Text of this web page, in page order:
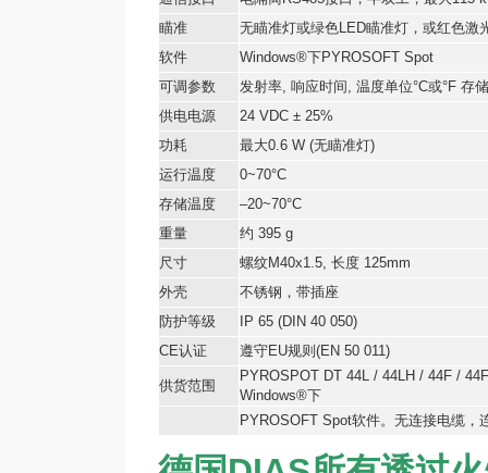
瞄准
无瞄准灯或绿色LED瞄准灯，或红色激
软件
Windows®下PYROSOFT Spot
可调参数
发射率 响应时间 温度单位°C或°F 存
供电电源
24 VDC ± 25%
功耗
最大0.6 W (无瞄准灯)
运行温度
0~70°C
存储温度
–20~70°C
重量
约 395 g
尺寸
螺纹M40x1.5, 长度 125mm
外壳
不锈钢，带插座
防护等级
IP 65 (DIN 40 050)
CE认证 遵守EU规则 (EN 50 011)
供货范围
PYROSPOT DT 44L / 44LH / 44F /
Windows®下
PYROSOFT Spot软件。无连接电缆，